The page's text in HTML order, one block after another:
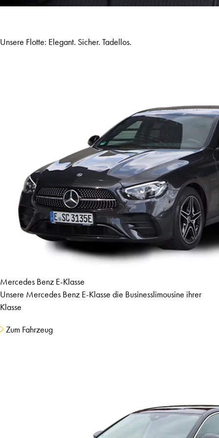
Unsere Flotte: Elegant. Sicher. Tadellos.
Mercedes Benz E-Klasse
Unsere Mercedes Benz E-Klasse die Businesslimousine ihrer
Klasse
Zum Fahrzeug